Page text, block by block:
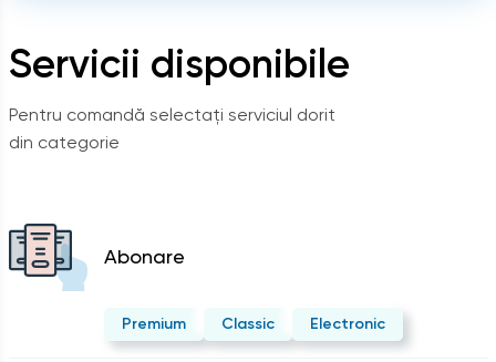
Servicii disponibile
Pentru comandă selectați serviciul dorit
din categorie
Abonare
Premium Classic Electronic